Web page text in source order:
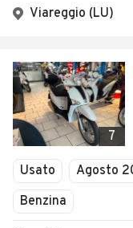
Viareggio (LU)
7
Usato Agosto
Benzina